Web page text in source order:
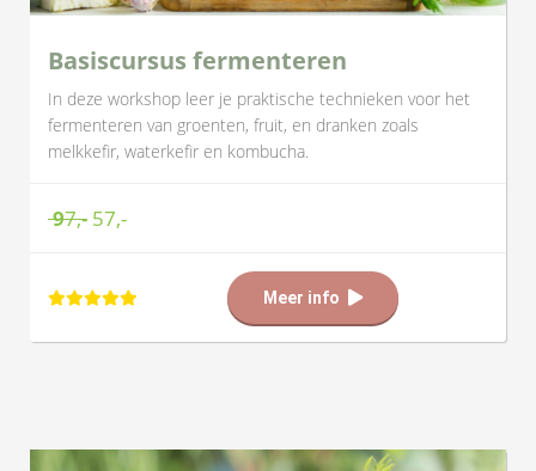
Basiscursus fermenteren
In deze workshop leer je praktische technieken voor het
fermenteren van groenten, fruit, en dranken zoals
melkkefir, waterkefir en kombucha.
97,- 57,-
Meer info